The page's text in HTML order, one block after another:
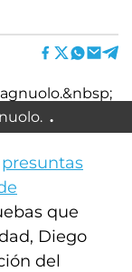
presuntas
que
Diego
del